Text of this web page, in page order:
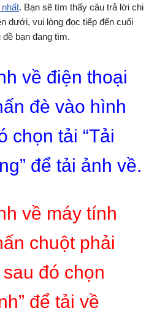
. Bạn sẽ tìm thấy câu trả lời chi
dưới, vui lòng đọc tiếp đến cuối
bạn đang tìm.
về điện thoại
đè vào hình
chọn tải “Tải
để tải ảnh về.
về máy tính
chuột phải
đó chọn
để tải về